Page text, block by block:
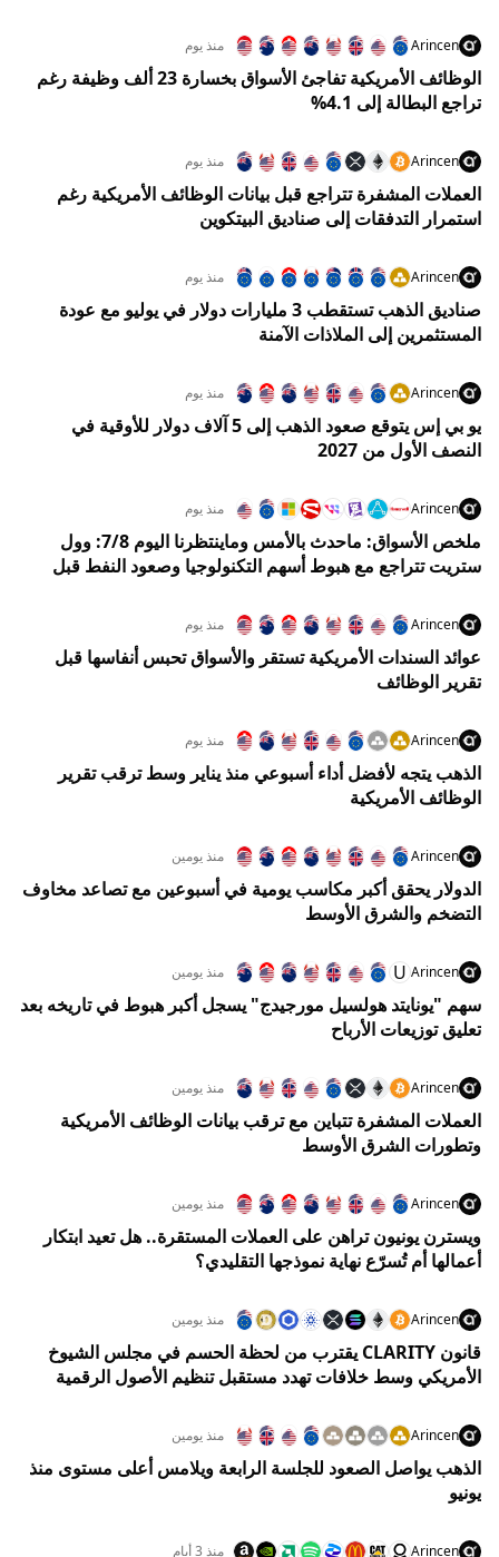
Arincen منذ يوم
الوظائف الأمريكية تفاجئ الأسواق بخسارة 23 ألف وظيفة رغم
تراجع البطالة إلى 4.1%
Arincen منذ يوم
العملات المشفرة تتراجع قبل بيانات الوظائف الأمريكية رغم
استمرار التدفقات إلى صناديق البيتكوين
Arincen منذ يوم
صناديق الذهب تستقطب 3 مليارات دولار في يوليو مع عودة
المستثمرين إلى الملاذات الآمنة
Arincen منذ يوم
يو بي إس يتوقع صعود الذهب إلى 5 آلاف دولار للأوقية في
النصف الأول من 2027
Arincen منذ يوم
ملخص الأسواق: ماحدث بالأمس وماينتظرنا اليوم 7/8: وول
ستريت تتراجع مع هبوط أسهم التكنولوجيا وصعود النفط قبل
Arincen منذ يوم
عوائد السندات الأمريكية تستقر والأسواق تحبس أنفاسها قبل
تقرير الوظائف
Arincen منذ يوم
الذهب يتجه لأفضل أداء أسبوعي منذ يناير وسط ترقب تقرير
الوظائف الأمريكية
Arincen منذ يومين
الدولار يحقق أكبر مكاسب يومية في أسبوعين مع تصاعد مخاوف
التضخم والشرق الأوسط
Arincen
U منذ يومين
سهم "يونايتد هولسيل مورجيدج" يسجل أكبر هبوط في تاريخه بعد
تعليق توزيعات الأرباح
Arincen منذ يومين
العملات المشفرة تتباين مع ترقب بيانات الوظائف الأمريكية
وتطورات الشرق الأوسط
Arincen منذ يومين
ويسترن يونيون تراهن على العملات المستقرة.. هل تعيد ابتكار
أعمالها أم تُسرّع نهاية نموذجها التقليدي؟
Arincen منذ يومين
قانون CLARITY يقترب من لحظة الحسم في مجلس الشيوخ
الأمريكي وسط خلافات تهدد مستقبل تنظيم الأصول الرقمية
Arincen منذ يومين
الذهب يواصل الصعود للجلسة الرابعة ويلامس أعلى مستوى منذ
يونيو
Arincen منذ 3 أيام